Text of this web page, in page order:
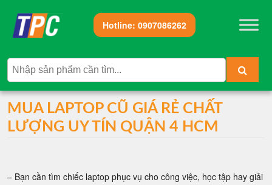
Hotline: 0907086262
MUA LAPTOP CŨ GIÁ RẺ CHẤT
LƯỢNG UY TÍN QUẬN 4 HCM
– Bạn cần tìm chiếc laptop phục vụ cho công việc, học tập hay giải